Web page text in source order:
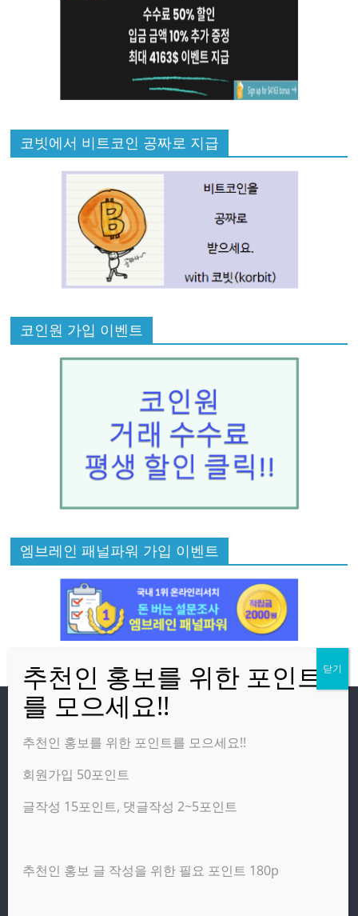
코빗에서 비트코인 공짜로 지급
코인원 가입 이벤트
엠브레인 패널파워 가입 이벤트
방문자
온라인 방문자:16
오늘의 조회수:3,607
광고 제휴 홍보 일반 문의 : apptechgo@naver.com
추천인 홍보를 위한 포인트를 모으세요!!
회원가입 50포인트
글작성 15포인트, 댓글작성 2~5포인트
추천인 홍보 글 작성을 위한 필요 포인트 180p